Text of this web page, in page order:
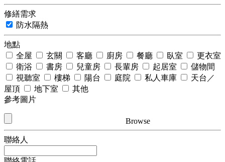
修繕需求
防水隔熱
地點
全屋
玄關 客廳 廚房 餐廳 臥室
更衣室
衛浴
書房 兒童房 長輩房 起居室
儲物間
視聽室
樓梯 陽台 庭院 私人車庫
天台／
屋頂
地下室
其他
參考圖片
Browse
聯絡人